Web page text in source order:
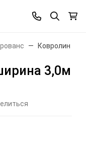
Ковролин
3,0м